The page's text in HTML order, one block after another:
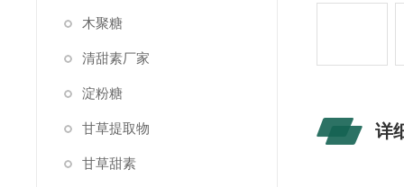
木聚糖
清甜素厂家
淀粉糖
甘草提取物
甘草甜素
详